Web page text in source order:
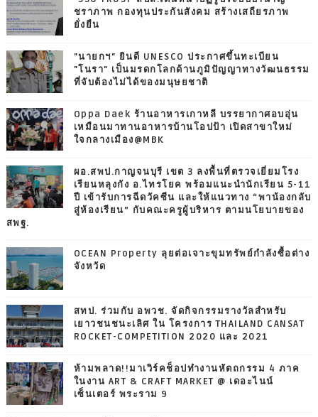
ชราภาพ กองทุนประกันสังคม สร้างเสถียรภาพ
ยั่งยืน
"นายกฯ" ยินดี UNESCO ประกาศขึ้นทะเบียน
"โนรา" เป็นมรดกโลกด้านภูมิปัญญาทางวัฒนธรรม
ที่จับต้องไม่ได้ของมนุษยชาติ
Oppa Daek ร้านอาหารเกาหลี บรรยากาศอบอุ่น
เหมือนมาทานอาหารบ้านโอปป้า เปิดสาขาใหม่
ใจกลางเมือง@MBK
ผอ.สพป.กาญจนบุรี เขต 3 ลงพื้นที่ตรวจเยี่ยมโรง
เรียนหลุงกัง อ.ไทรโยค พร้อมแนะนำนักเรียน 5-11
ปี เข้ารับการฉีดวัคซีน และให้แนวทาง “พาน้องกลับ
สู่ห้องเรียน” กับคณะครูผู้บริหาร ตามนโยบายของ
สพฐ.
OCEAN Property ลุยต่อเจาะขุมทรัพย์กำลังซื้อต่าง
จังหวัด
สทป. ร่วมกับ อพวช. จัดกิจกรรมรางวัลสำหรับ
เยาวชนชนะเลิศ ใน โครงการ THAILAND CANSAT
ROCKET-COMPETITION 2020 และ 2021
ห้ามพลาด!!มาเวิร์คช็อปทำงานหัตถกรรม 4 ภาค
ในงาน ART & CRAFT MARKET @ เดอะไนน์
เซ็นเตอร์ พระราม 9